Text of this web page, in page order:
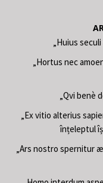
„Huius
„Hortus nec
„Qvi benè
„Ex vitio alterius
înțeleptul
„Ars nostro spernitur